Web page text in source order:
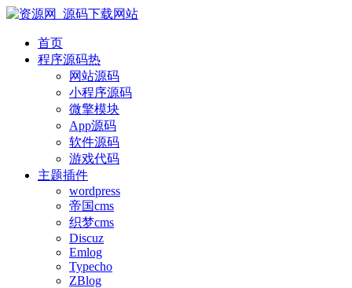
首页
程序源码热
网站源码
小程序源码
微擎模块
App源码
软件源码
游戏代码
主题插件
wordpress
帝国cms
织梦cms
Discuz
Emlog
Typecho
ZBlog